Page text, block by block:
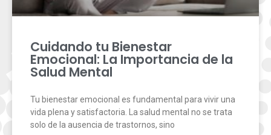
Cuidando tu Bienestar
Emocional: La Importancia de la
Salud Mental
Tu bienestar emocional es fundamental para vivir una
vida plena y satisfactoria. La salud mental no se trata
solo de la ausencia de trastornos, sino